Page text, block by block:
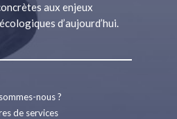
aux enjeux
d’aujourd’hui.
nous ?
de services